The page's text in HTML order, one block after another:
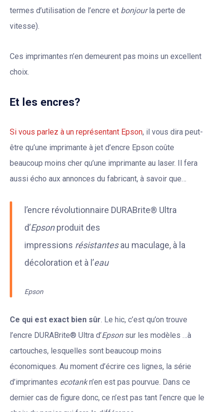
termes d’utilisation de l’encre et bonjourla perte de
vitesse).
Ces imprimantes n’en demeurent pas moins un excellent
choix.
Et les encres?
Si vous parlez à un représentant Epson, il vous dira peut-
être qu’une imprimante à jet d’encre Epson coûte
beaucoup moins cher qu’une imprimante au laser. Il fera
aussi écho aux annonces du fabricant, à savoir que…
l’encre révolutionnaire DURABrite® Ultra
d’Epsonproduit des
impressions résistantesau maculage, à la
décoloration et à l’eau
Epson
Ce qui est exact bien sûr. Le hic, c’est qu’on trouve
l’encre DURABrite® Ultra d’Epsonsur les modèles …à
cartouches, lesquelles sont beaucoup moins
économiques. Au moment d’écrire ces lignes, la série
d’imprimantes ecotankn’en est pas pourvue. Dans ce
dernier cas de figure donc, ce n’est pas tant l’encre que le